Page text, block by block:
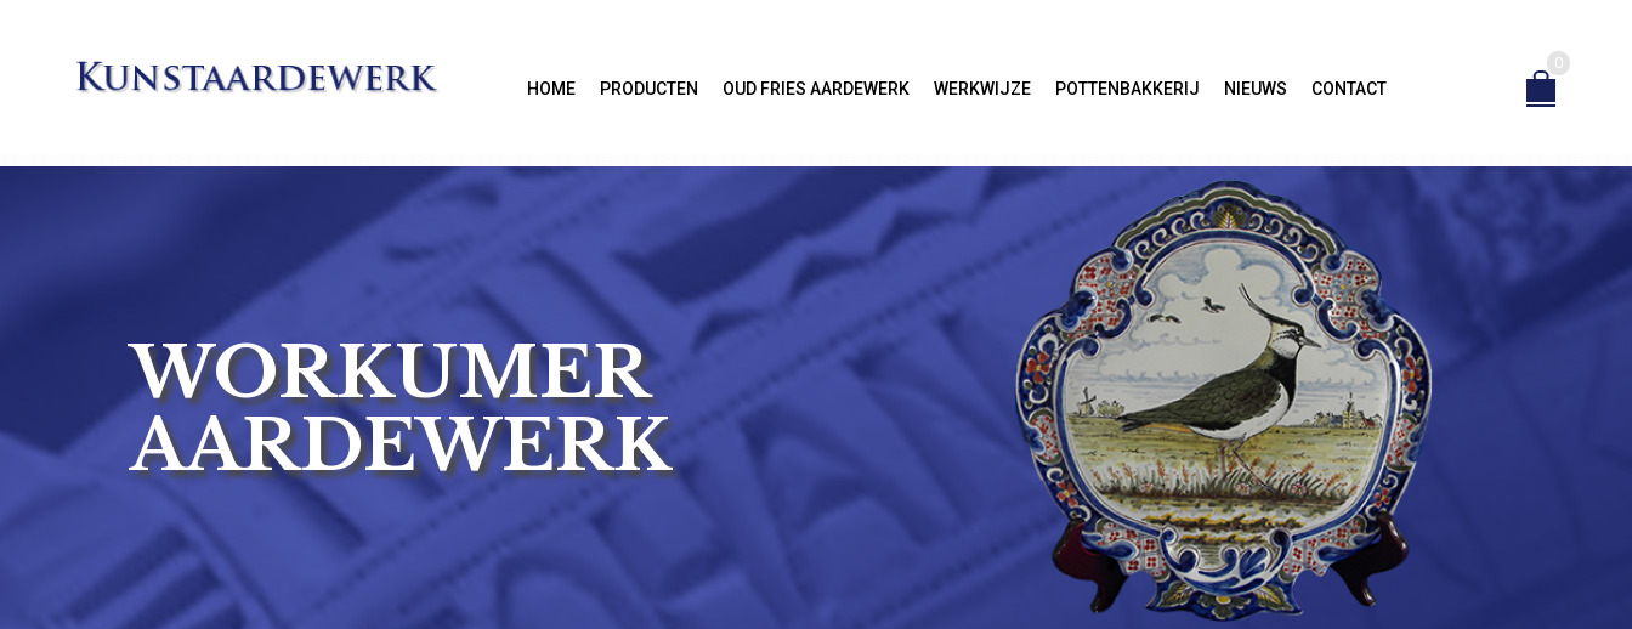
HOME PRODUCTEN OUD FRIES AARDEWERK WERKWIJZE POTTENBAKKERIJ NIEUWS CONTACT
0
WORKUMER
AARDEWERK